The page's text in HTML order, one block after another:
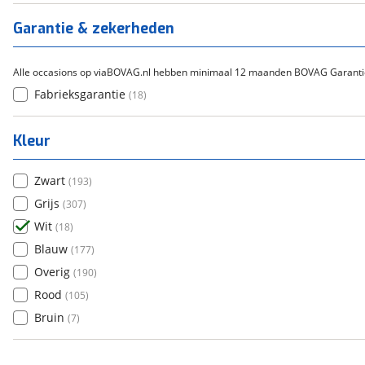
Garantie & zekerheden
Alle occasions op viaBOVAG.nl hebben minimaal 12 maanden BOVAG
Fabrieksgarantie (18)
Kleur
Zwart (193)
Grijs (307)
Wit (18)
Blauw (177)
Overig (190)
Rood (105)
Bruin (7)